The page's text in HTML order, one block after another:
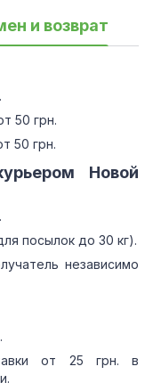
и возврат
50 грн.
50 грн.
Новой
посылок до 30 кг).
независимо
от 25 грн. в